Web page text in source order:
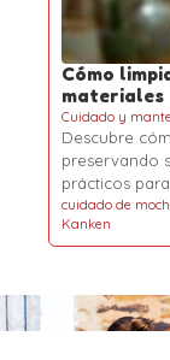
Cómo
materiales
Cuidado y
Descubre
preservando
prácticos
cuidado de
Kanken